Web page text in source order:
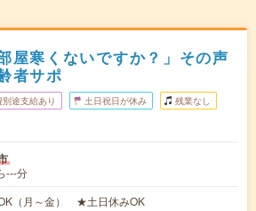
屋寒くないですか？」その声
者サポ
別途支給あり 土日祝日が休み 残業なし
---分
（月～金） ★土日休みOK